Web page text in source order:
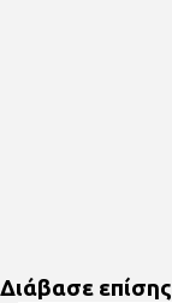
Διάβασε επίσης